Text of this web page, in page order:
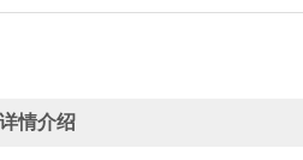
详情介绍